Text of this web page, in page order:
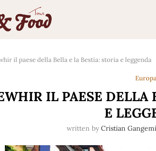
il paese della Bella e la Bestia: storia e leggenda
IL PAESE DELLA
E
written by Cristian Gangemi